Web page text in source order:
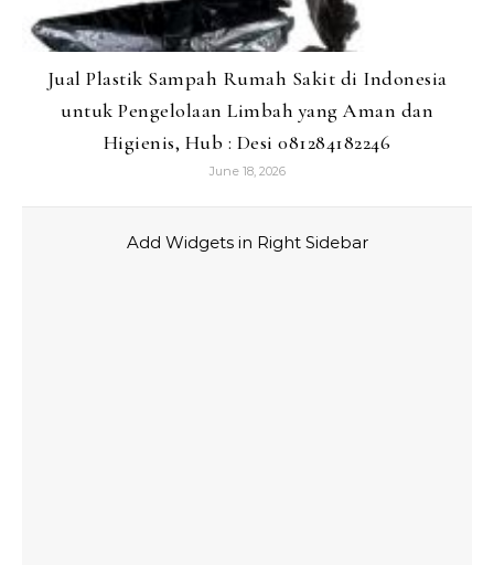
Jual Plastik Sampah Rumah Sakit di Indonesia
untuk Pengelolaan Limbah yang Aman dan
Higienis, Hub : Desi 081284182246
June 18, 2026
Add Widgets in Right Sidebar